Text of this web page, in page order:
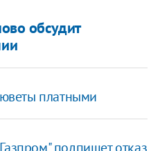
обсудит
платными
подпишет отказ